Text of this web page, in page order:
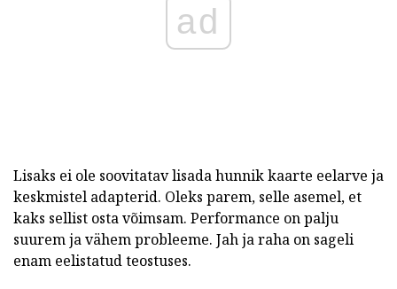
ad
Lisaks ei ole soovitatav lisada hunnik kaarte eelarve ja
keskmistel adapterid. Oleks parem, selle asemel, et
kaks sellist osta võimsam. Performance on palju
suurem ja vähem probleeme. Jah ja raha on sageli
enam eelistatud teostuses.